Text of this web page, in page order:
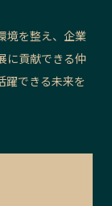
境を整え、企業
に貢献できる仲
躍できる未来を